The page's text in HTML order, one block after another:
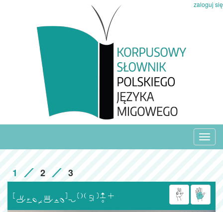
zaloguj się
1 2 3
